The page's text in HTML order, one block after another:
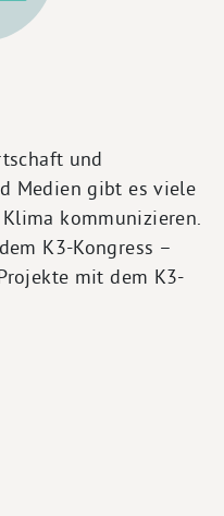
und
Medien gibt es viele
kommunizieren.
K3-Kongress –
mit dem K3-